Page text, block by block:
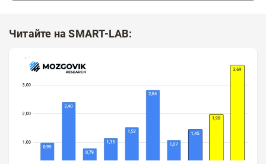
Читайте на SMART-LAB: